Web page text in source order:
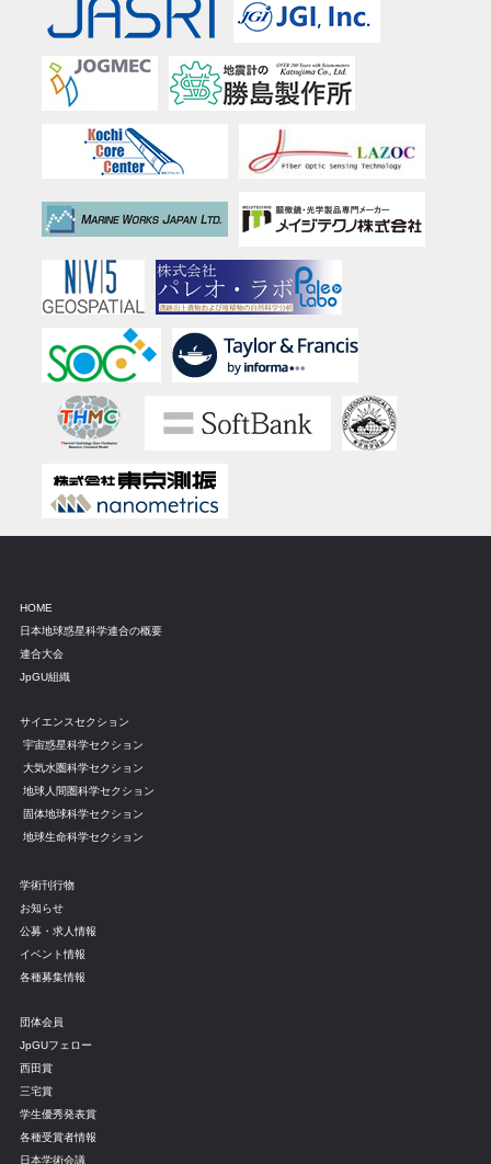
HOME
日本地球惑星科学連合の概要
連合大会
JpGU組織
サイエンスセクション
宇宙惑星科学セクション
大気水圏科学セクション
地球人間圏科学セクション
固体地球科学セクション
地球生命科学セクション
学術刊行物
お知らせ
公募・求人情報
イベント情報
各種募集情報
団体会員
JpGUフェロー
西田賞
三宅賞
学生優秀発表賞
各種受賞者情報
日本学術会議